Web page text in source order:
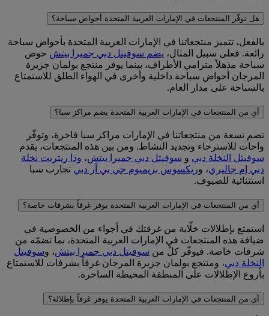
هل توفّر المنتجعات في الإمارات العربية المتحدة أحواض سباحة؟
بالفعل، تتميز منتجعاتنا في الإمارات العربية المتحدة بأحواض سباحة
رائعة. فعلى سبيل المثال، يضم سوفيتل دبي جميرا بيتش حوض
سباحة مذهلاً مترامي الأطراف، بينما يوفر منتجع بولمان جزيرة
المرجان أحواض سباحة داخلية وأخرى في الهواء الطلق للاستمتاع
بالسباحة على مدار العام.
أي من المنتجعات في الإمارات العربية المتحدة يضم مراكز سبا؟
تضم تسعة من منتجعاتنا في الإمارات مراكز سبا فاخرة، وتوفّر
واحات للاسترخاء وتجديد النشاط. ومن بين هذه المنتجعات، يقدم
سوفيتل النخلة دبي و سوفيتل دبي جميرا بيتش، وذا ريتريت نخلة
دبي إم جاليري، وريكسوس بريميوم جي بي آر دبي تجارب سبا
استثنائية للضيوف.
أي من المنتجعات في الإمارات العربية المتحدة يوفر غرفاً بشرفات خاصة؟
استمتع بإطلالات خلّابة من غرفتك في أجواء من الخصوصية في
ضيافة هذه المنتجعات في الإمارات العربية المتحدة، بما تضمّه من
شرفات خاصة. فيوفّر كلٌ من سوفيتل دبي جميرا بيتش، وسوفيتل
النخلة دبي، ومنتجع بولمان جزيرة المرجان غرفاً بشرفات للاستمتاع
بأروع الإطلالات على المنطقة المحيطة الساحرة.
أي من المنتجعات في الإمارات العربية المتحدة يوفر غرفاً بإطلالة؟